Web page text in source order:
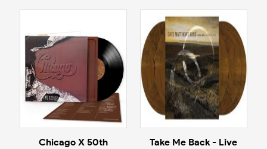
Chicago X 50th
Take Me Back - Live